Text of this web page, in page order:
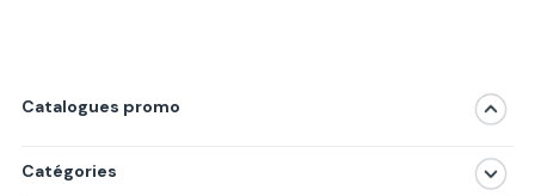
Catalogues promo
Catégories